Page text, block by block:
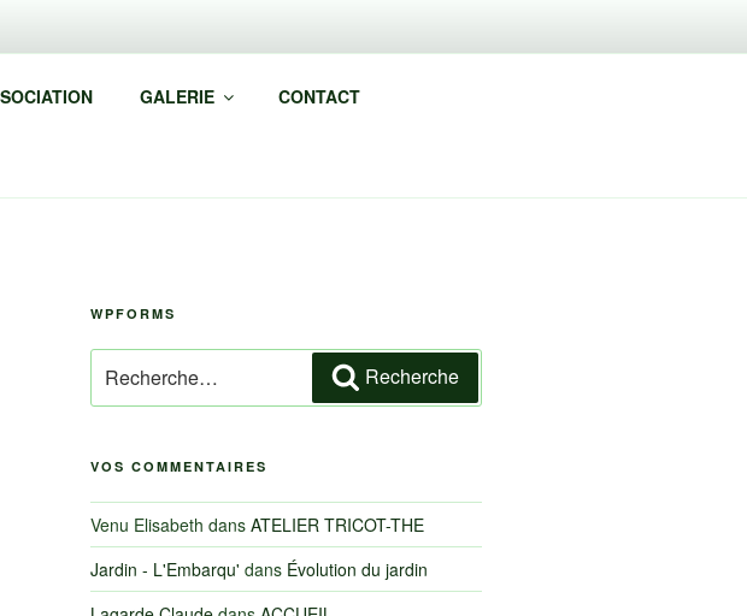
GALERIE CONTACT
WPFORMS
pour
Recherche
VOS COMMENTAIRES
Venu Elisabeth dans ATELIER TRICOT-THE
Jardin - L'Embarqu' dans Évolution du jardin